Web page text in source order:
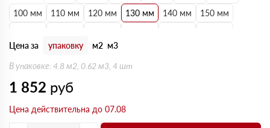
100 мм
110 мм 120 мм 130 мм 140 мм
150 мм
220 мм
230 мм 240 мм
Цена за упаковку м2 м3
В упаковке: 4.8 м2, 0.62 м3, 4 шт
1 852 руб
Цена действительна до 07.08